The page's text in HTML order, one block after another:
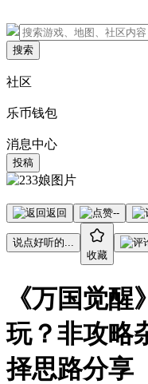
搜索
社区
乐币钱包
消息中心
投稿
返回 --
说点好听的...
收藏
《万国觉
玩？非攻略
择思路分享